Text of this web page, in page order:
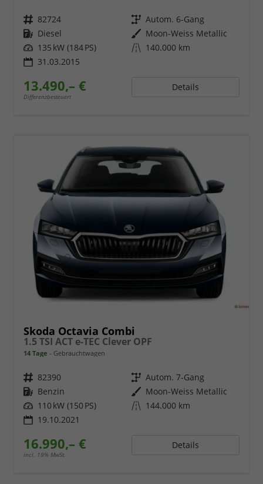
Fahrzeugnr. 82724 Getriebe Autom. 6-Gang
Kraftstoff Diesel Außenfarbe Moon-Weiss Metallic
Leistung 135 kW (184 PS) Kilometerstand 140.000 km
31.03.2015
13.490,– €
Differenzbesteuert
Details
Skoda Octavia Combi
1.5 TSI ACT e-TEC Clever OPF
14 Tage Gebrauchtwagen
Fahrzeugnr. 82390 Getriebe Autom. 7-Gang
Kraftstoff Benzin Außenfarbe Moon-Weiss Metallic
Leistung 110 kW (150 PS) Kilometerstand 144.000 km
19.10.2021
16.990,– €
incl. 19% MwSt.
Details